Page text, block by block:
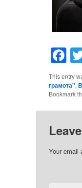
This entry
грамота",
Bookmark
Your email